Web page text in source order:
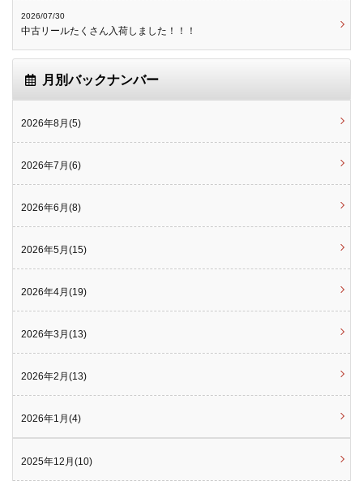
2026/07/30
中古リールたくさん入荷しました！！！
月別バックナンバー
2026年8月(5)
2026年7月(6)
2026年6月(8)
2026年5月(15)
2026年4月(19)
2026年3月(13)
2026年2月(13)
2026年1月(4)
2025年12月(10)